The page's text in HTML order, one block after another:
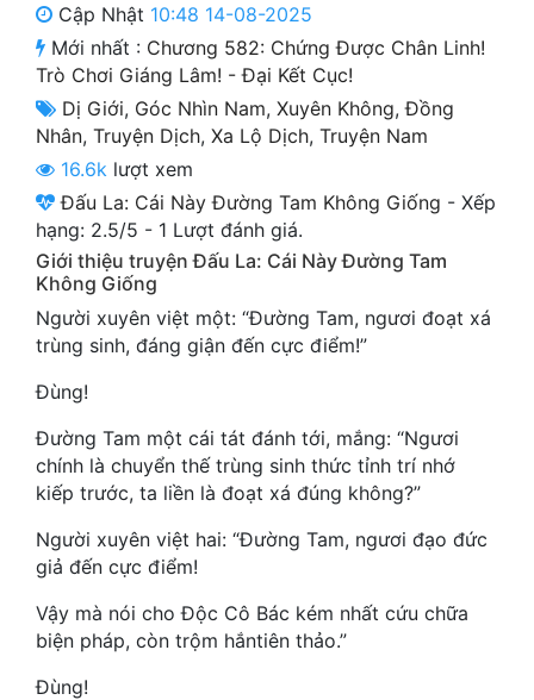
Cung Đấu
Cạnh Kỹ
Cổ Tiên Hiệp
Cổ Đại
Du Hí
Dã Sử
Dị Giới
Góc Nhìn Nam
Huyền Huyễn
Huyền Nghi
Huyền Ảo
Cập Nhật 10:48 14-08-2025
Mới nhất : Chương 582: Chứng Được Chân Linh!
Trò Chơi Giáng Lâm! - Đại Kết Cục!
Dị Giới, Góc Nhìn Nam, Xuyên Không,Đồng
Nhân, Truyện Dịch, Xa Lộ Dịch, Truyện Nam
16.6k lượt xem
Đấu La: Cái Này Đường Tam Không Giống - Xếp
hạng: 2.5/5 - 1 Lượt đánh giá.
Giới thiệu truyện Đấu La: Cái Này Đường Tam
Không Giống
Người xuyên việt một: “Đường Tam, ngươi đoạt xá
trùng sinh, đáng giận đến cực điểm!”
Đùng!
Đường Tam một cái tát đánh tới, mắng: “Ngươi
chính là chuyển thế trùng sinh thức tỉnh trí nhớ
kiếp trước, ta liền là đoạt xá đúng không?”
Người xuyên việt hai: “Đường Tam, ngươi đạo đức
giả đến cực điểm!
Vậy mà nói cho Độc Cô Bác kém nhất cứu chữa
biện pháp, còn trộm hắntiên thảo.”
Đùng!